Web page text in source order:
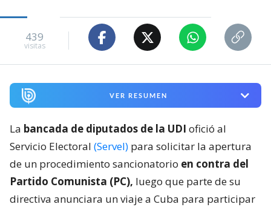
439
visitas
VER RESUMEN
La bancada de diputados de la UDI ofició al
Servicio Electoral (Servel) para solicitar la apertura
de un procedimiento sancionatorio en contra del
Partido Comunista (PC), luego que parte de su
directiva anunciara un viaje a Cuba para participar